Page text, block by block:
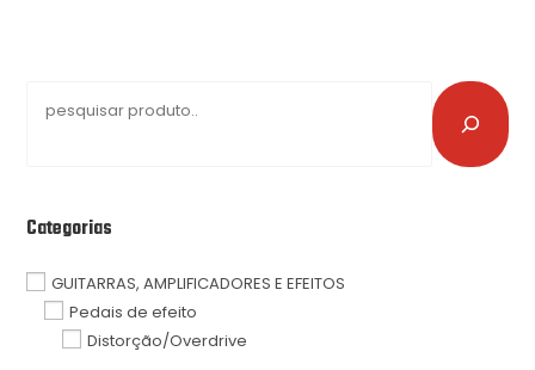
Categorias
GUITARRAS, AMPLIFICADORES E EFEITOS
Pedais de efeito
Distorção/Overdrive